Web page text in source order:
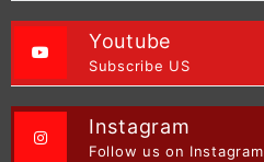
Youtube
Subscribe US
Instagram
Follow us on Instagram